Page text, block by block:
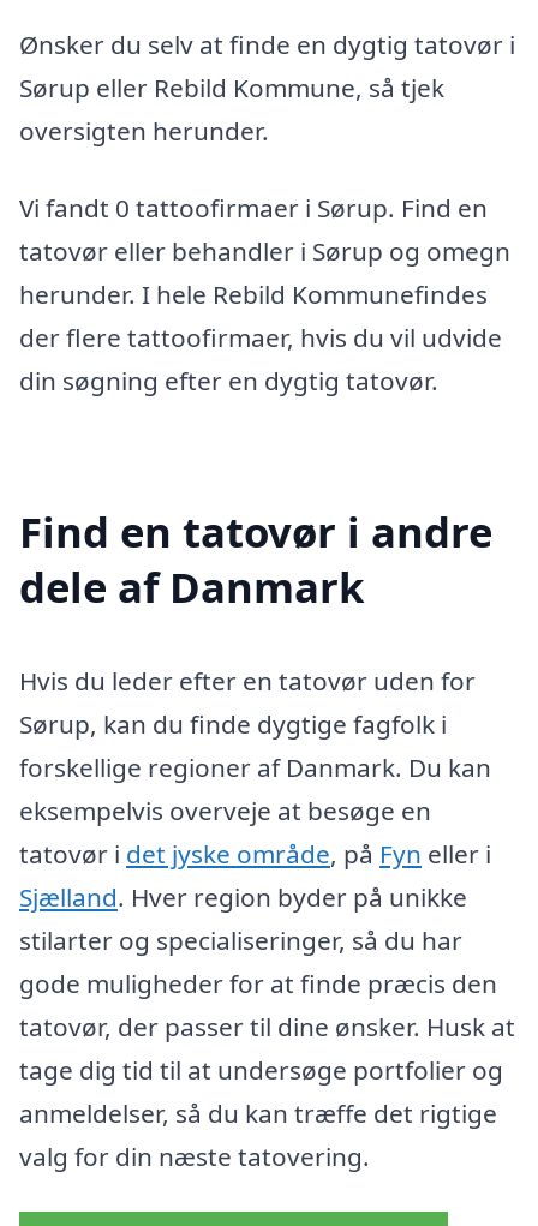
Ønsker du selv at finde en dygtig tatovør i
Sørup eller Rebild Kommune, så tjek
oversigten herunder.
Vi fandt 0 tattoofirmaer i Sørup. Find en
tatovør eller behandler i Sørup og omegn
herunder. I hele Rebild Kommunefindes
der flere tattoofirmaer, hvis du vil udvide
din søgning efter en dygtig tatovør.
Find en tatovør i andre
dele af Danmark
Hvis du leder efter en tatovør uden for
Sørup, kan du finde dygtige fagfolk i
forskellige regioner af Danmark. Du kan
eksempelvis overveje at besøge en
tatovør i det jyske område, på Fyn eller i
Sjælland. Hver region byder på unikke
stilarter og specialiseringer, så du har
gode muligheder for at finde præcis den
tatovør, der passer til dine ønsker. Husk at
tage dig tid til at undersøge portfolier og
anmeldelser, så du kan træffe det rigtige
valg for din næste tatovering.